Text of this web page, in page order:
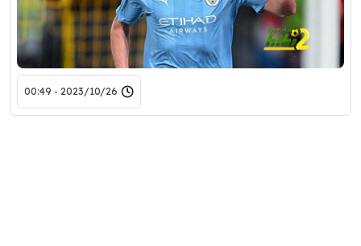
2023/10/26 - 00:49